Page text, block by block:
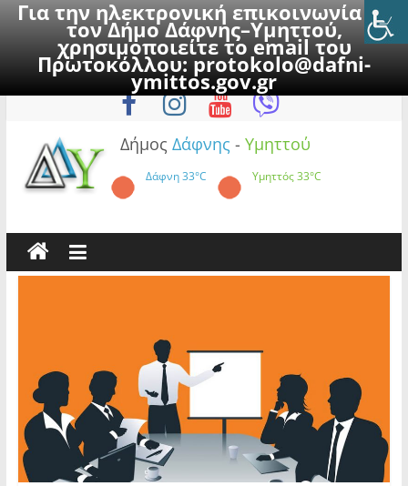
Για την ηλεκτρονική επικοινωνία με
τον Δήμο Δάφνης–Υμηττού,
χρησιμοποιείτε το email του
Πρωτοκόλλου:protokolo@dafni-
ymittos.gov.gr
to
Δευτέρα, 10 Αυγούστου 2026
Δήμος Δάφνης - Υμηττού
Δάφνη33°C Υμηττός33°C